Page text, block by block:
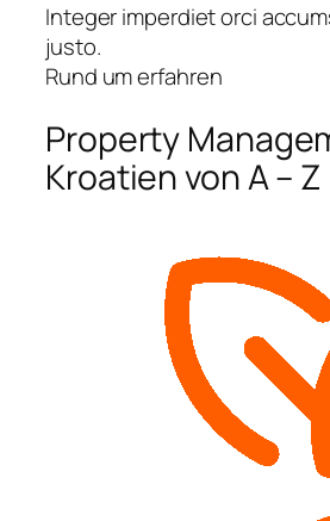
Integer imperdiet orci
justo.
Rund um erfahren
Property
Kroatien von A – Z